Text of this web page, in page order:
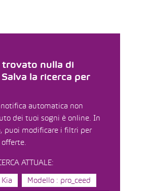
trovato nulla di
la ricerca per
notifica automatica non
dei tuoi sogni è online. In
puoi modificare i filtri per
offerte.
ATTUALE:
Kia Modello : pro_ceed